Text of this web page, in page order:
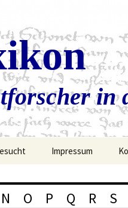
in
Impressum
N O P Q R S